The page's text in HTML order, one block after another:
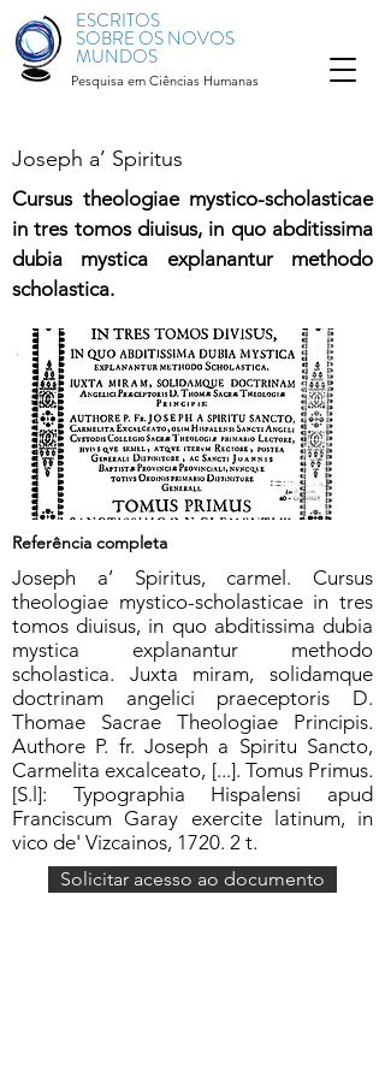
ESCRITOS
SOBRE OS NOVOS
MUNDOS
Pesquisa em Ciências Humanas
Joseph a’ Spiritus
Cursus theologiae mystico-scholasticae
in tres tomos diuisus, in quo abditissima
dubia mystica explanantur methodo
scholastica.
Referência completa
Joseph a’ Spiritus, carmel. Cursus
theologiae mystico-scholasticae in tres
tomos diuisus, in quo abditissima dubia
mystica explanantur methodo
scholastica. Juxta miram, solidamque
doctrinam angelici praeceptoris D.
Thomae Sacrae Theologiae Principis.
Authore P. fr. Joseph a Spiritu Sancto,
Carmelita excalceato, [...]. Tomus Primus.
[S.l]: Typographia Hispalensi apud
Franciscum Garay exercite latinum, in
vico de' Vizcainos, 1720. 2 t.
Solicitar acesso ao documento